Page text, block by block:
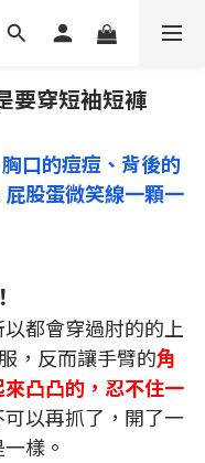
要穿短袖短褲
口的痘痘、背後的
股蛋微笑線一顆一
都會穿過肘的的上
，反而讓手臂的角
凸凸的，忍不住一
以再抓了，開了一
樣。